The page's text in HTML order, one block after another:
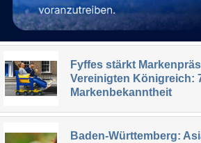
Fyffes stärkt
Vereinigten Königreich:
Markenbekanntheit
Baden-Württemberg: